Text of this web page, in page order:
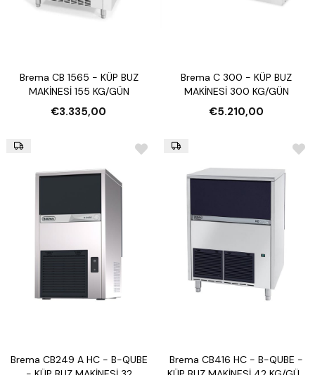
koşulları, model seçiminde önemli rol oynar.
5. Depolama İhtiyacı
model tercih edilmelidir.
Brema Markasının Sunduğu Avantajlar
Yüksek Dayanıklılık: Uzun ömürlü kullanım için kaliteli malzeme.
Yaygın Servis Ağı: Türkiye’de birçok şehirde teknik servis desteği.
Yedek Parça Erişimi: Sorunsuz bakım ve onarım için kolay parça
temini.
Kullanıcı Dostu Arayüz: Basit kontrol paneli sayesinde herkes
Profesyonel Buz Üretiminde Güvenilir Çözüm
Brema buz makineleri, farklı sektörlerde profesyonel buz ihtiyacına
kaliteli, hızlı ve hijyenik çözümler sunar. İster bir kafe işletiyor olun, ister
modeli seçerek hem iş verimliliğinizi artırabilir hem de uzun vadede
Brema CB 1565 - KÜP BUZ
MAKİNESİ 155 KG/GÜN
€3.335,00
Brema C 300 - KÜP BUZ
MAKİNESİ 300 KG/GÜN
€5.210,00
Brema CB249 A HC - B-QUBE
Brema CB416 HC - B-QUBE -